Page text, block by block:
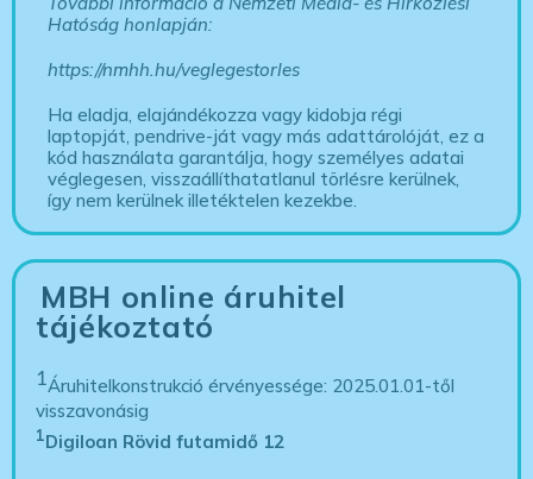
Hatóság honlapján:
https://nmhh.hu/veglegestorles
Ha eladja, elajándékozza vagy kidobja régi
laptopját, pendrive-ját vagy más adattárolóját, ez a
kód használata garantálja, hogy személyes adatai
véglegesen, visszaállíthatatlanul törlésre kerülnek,
így nem kerülnek illetéktelen kezekbe.
MBH online áruhitel
tájékoztató
1Áruhitelkonstrukció érvényessége: 2025.01.01-től
visszavonásig
1Digiloan Rövid futamidő 12